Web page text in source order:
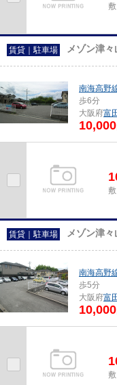
賃貸｜駐車場 メゾン津
南海高野
歩6分
大阪府富
10,000
賃貸｜駐車場 メゾン津
南海高野
歩5分
大阪府富
10,000